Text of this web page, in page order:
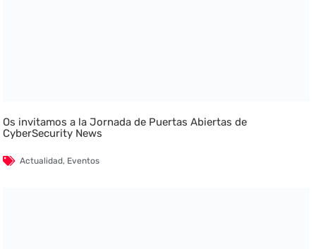
Os invitamos a la Jornada de Puertas Abiertas de
CyberSecurity News
Actualidad, Eventos